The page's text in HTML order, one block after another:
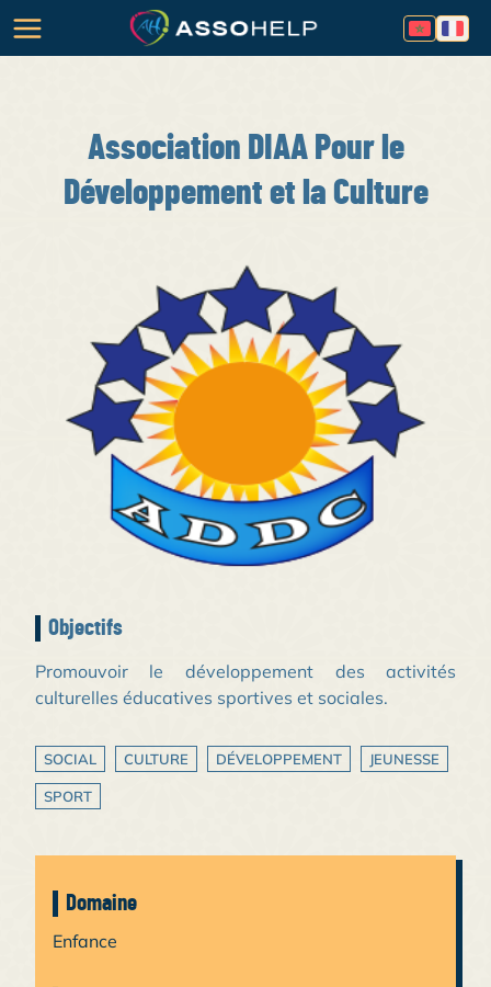
Association DIAA Pour le
Développement et la Culture
Objectifs
Promouvoir le développement des activités
culturelles éducatives sportives et sociales.
SOCIAL CULTURE DÉVELOPPEMENT JEUNESSE
SPORT
Domaine
Enfance